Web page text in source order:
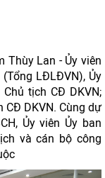
Thùy Lan - Ủy viên
LĐLĐVN), Ủy
tịch CĐ DKVN;
CĐ DKVN. Cùng dự
Ủy viên Ủy ban
và cán bộ công